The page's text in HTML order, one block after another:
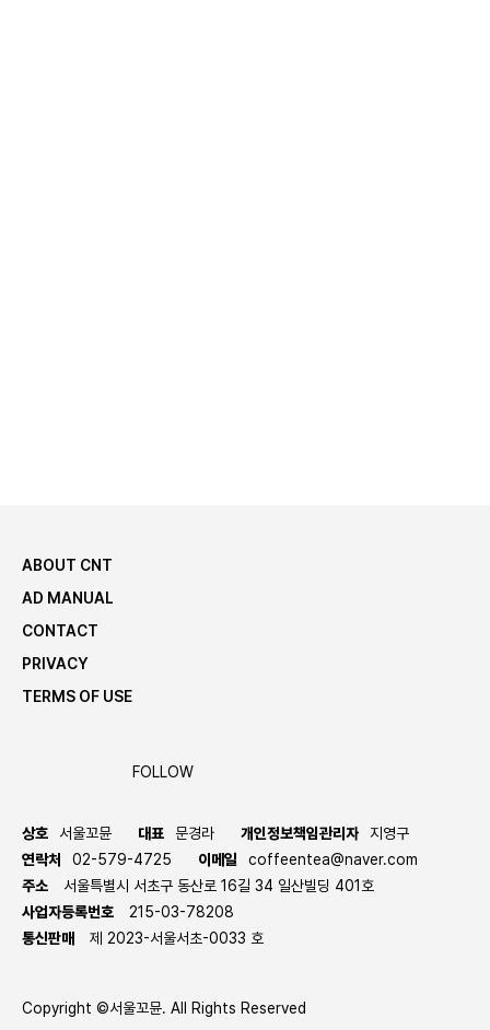
ABOUT CNT
AD MANUAL
CONTACT
PRIVACY
TERMS OF USE
FOLLOW
상호 서울꼬뮨 대표 문경라 개인정보책임관리자
지영구
연락처
02-579-4725 이메일
coffeentea@naver.com
주소
서울특별시 서초구 동산로 16길 34 일산빌딩 401호
사업자등록번호
215-03-78208
통신판매
제 2023-서울서초-0033 호
Copyright ©서울꼬뮨. All Rights Reserved